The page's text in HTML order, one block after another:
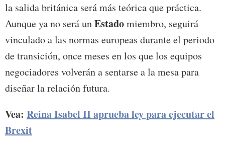
la salida británica será más teórica que práctica.
Aunque ya no será unEstadomiembro, seguirá
vinculado a las normas europeas durante el periodo
de transición, once meses en los que los equipos
negociadores volverán a sentarse a la mesa para
diseñar la relación futura.
Vea: Reina Isabel II aprueba ley para ejecutar el
Brexit